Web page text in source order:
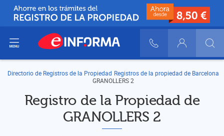
900 10 30 20
Login
del menú
Directorio de Registros de la Propiedad Registros de la propiedad de Barcelona
GRANOLLERS 2
Registro de la Propiedad de
GRANOLLERS 2